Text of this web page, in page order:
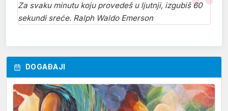
Za svaku minutu koju provedeš u ljutnji, izgubiš 60
sekundi sreće. Ralph Waldo Emerson
DOGAĐAJI